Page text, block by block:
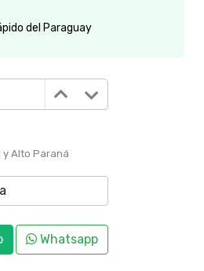
del Paraguay
y Alto Paraná
Whatsapp